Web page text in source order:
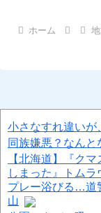
ホーム
小さなすれ違いが
同族嫌悪？なんと
【北海道】『ク
しまった』トム
プレー浴びる…道
山